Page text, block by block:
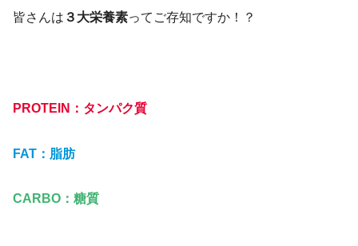
皆さんは ３大栄養素ってご存知ですか！？
PROTEIN：タンパク質
FAT：脂肪
CARBO：糖質